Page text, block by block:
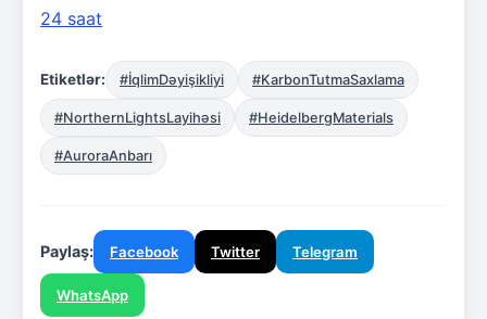
24 saat
Etiketlər: #İqlimDəyişikliyi #KarbonTutmaSaxlama
#NorthernLightsLayihəsi #HeidelbergMaterials
#AuroraAnbarı
Paylaş: Facebook Twitter Telegram
WhatsApp